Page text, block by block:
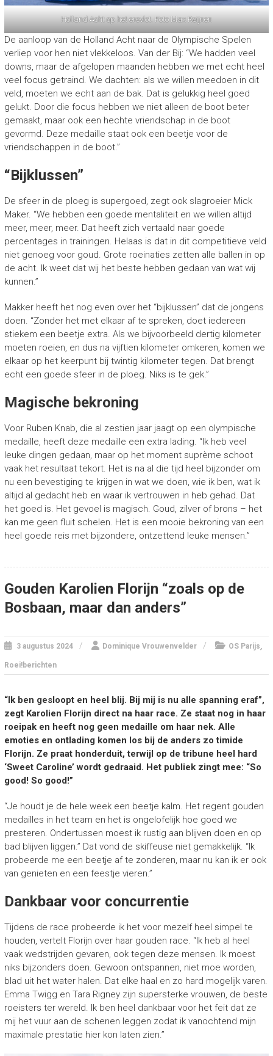
Holland Acht op het erevlot. Foto Max Reijnen
De aanloop van de Holland Acht naar de Olympische Spelen
verliep voor hen niet vlekkeloos. Van der Bij: “We hadden veel
downs, maar de afgelopen maanden hebben we met echt heel
veel focus getraind. We dachten: als we willen meedoen in dit
veld, moeten we echt aan de bak. Dat is gelukkig heel goed
gelukt. Door die focus hebben we niet alleen de boot beter
gemaakt, maar ook een hechte vriendschap in de boot
gevormd. Deze medaille staat ook een beetje voor de
vriendschappen in de boot.”
“Bijklussen”
De sfeer in de ploeg is supergoed, zegt ook slagroeier Mick
Maker. “We hebben een goede mentaliteit en we willen altijd
meer, meer, meer. Dat heeft zich vertaald naar goede
percentages in trainingen. Helaas is dat in dit competitieve veld
niet genoeg voor goud. Grote roeinaties zetten alle ballen in op
de acht. Ik weet dat wij het beste hebben gedaan van wat wij
kunnen.”
Makker heeft het nog even over het “bijklussen” dat de jongens
doen. “Zonder het met elkaar af te spreken, doet iedereen
stiekem een beetje extra. Als we bijvoorbeeld dertig kilometer
moeten roeien, en dus na vijftien kilometer omkeren, komen we
elkaar op het keerpunt bij twintig kilometer tegen. Dat brengt
echt een goede sfeer in de ploeg. Niks is te gek.”
Magische bekroning
Voor Ruben Knab, die al zestien jaar jaagt op een olympische
medaille, heeft deze medaille een extra lading. “Ik heb veel
leuke dingen gedaan, maar op het moment suprème schoot
vaak het resultaat tekort. Het is na al die tijd heel bijzonder om
nu een bevestiging te krijgen in wat we doen, wie ik ben, wat ik
altijd al gedacht heb en waar ik vertrouwen in heb gehad. Dat
het goed is. Het gevoel is magisch. Goud, zilver of brons – het
kan me geen fluit schelen. Het is een mooie bekroning van een
heel goede reis met bijzondere, ontzettend leuke mensen.”
Gouden Karolien Florijn “zoals op de
Bosbaan, maar dan anders”
3 augustus 2024 Dominique Vrouwenvelder OS Parijs,
Roei!berichten
“Ik ben gesloopt en heel blij. Bij mij is nu alle spanning eraf”,
zegt Karolien Florijn direct na haar race. Ze staat nog in haar
roeipak en heeft nog geen medaille om haar nek. Alle
emoties en ontlading komen los bij de anders zo timide
Florijn. Ze praat honderduit, terwijl op de tribune heel hard
‘Sweet Caroline’ wordt gedraaid. Het publiek zingt mee: “So
good! So good!”
“Je houdt je de hele week een beetje kalm. Het regent gouden
medailles in het team en het is ongelofelijk hoe goed we
presteren. Ondertussen moest ik rustig aan blijven doen en op
bad blijven liggen.” Dat vond de skiffeuse niet gemakkelijk. “Ik
probeerde me een beetje af te zonderen, maar nu kan ik er ook
van genieten en een feestje vieren.”
Dankbaar voor concurrentie
Tijdens de race probeerde ik het voor mezelf heel simpel te
houden, vertelt Florijn over haar gouden race. “Ik heb al heel
vaak wedstrijden gevaren, ook tegen deze mensen. Ik moest
niks bijzonders doen. Gewoon ontspannen, niet moe worden,
blad uit het water halen. Dat elke haal en zo hard mogelijk varen.
Emma Twigg en Tara Rigney zijn supersterke vrouwen, de beste
roeisters ter wereld. Ik ben heel dankbaar voor het feit dat ze
mij het vuur aan de schenen leggen zodat ik vanochtend mijn
maximale prestatie hier kon laten zien.”